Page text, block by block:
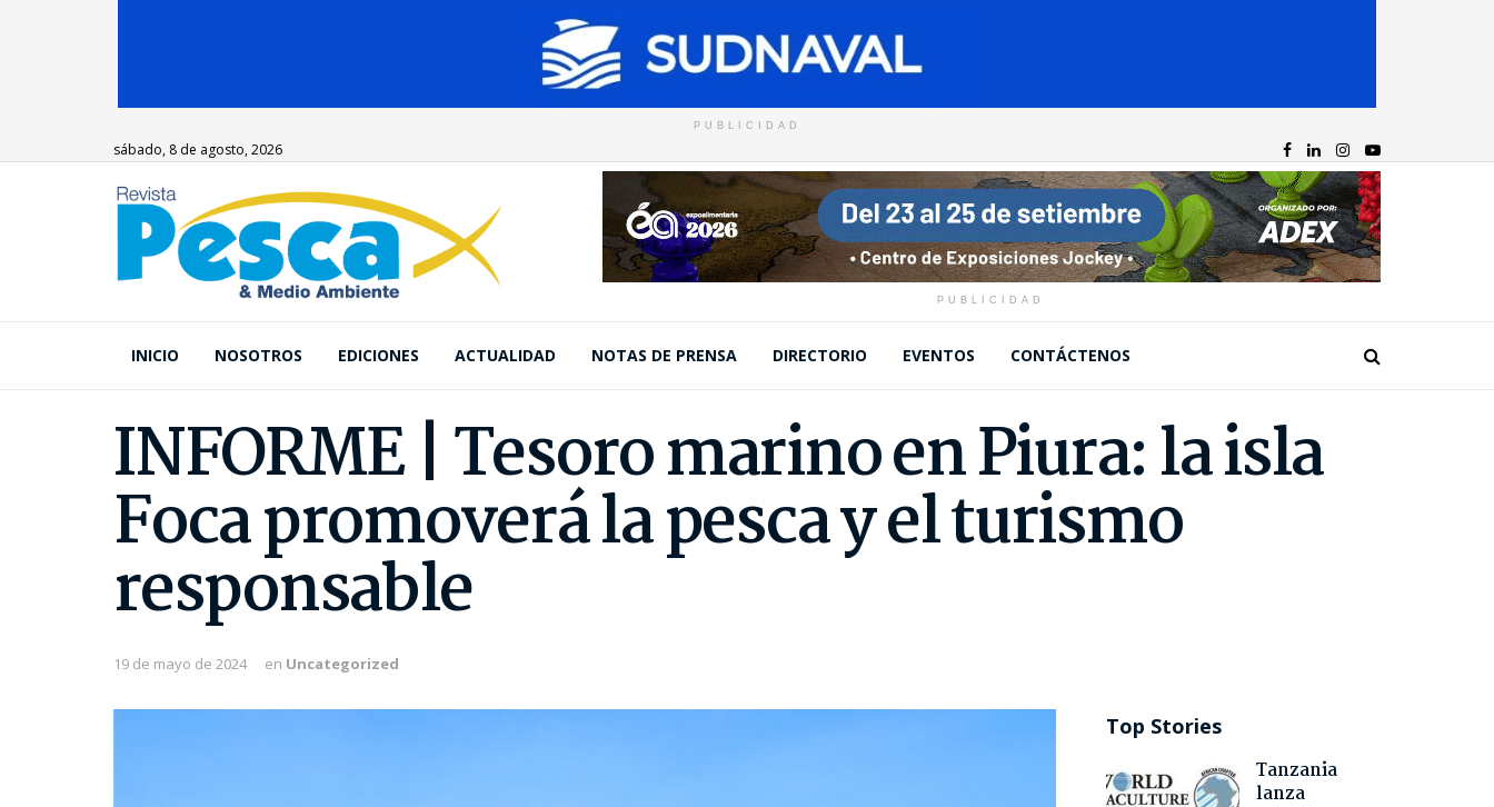
PUBLICIDAD
sábado, 8 de agosto, 2026
PUBLICIDAD
INICIO NOSOTROS EDICIONES ACTUALIDAD NOTAS DE PRENSA DIRECTORIO EVENTOS CONTÁCTENOS
INFORME | Tesoro marino en Piura: la isla
Foca promoverá la pesca y el turismo
responsable
19 de mayo de 2024 en Uncategorized
Top Stories
Tanzania
lanza